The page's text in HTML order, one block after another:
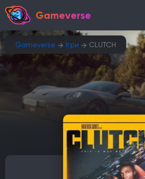
Gameverse
Gameverse Ігри CLUTCH